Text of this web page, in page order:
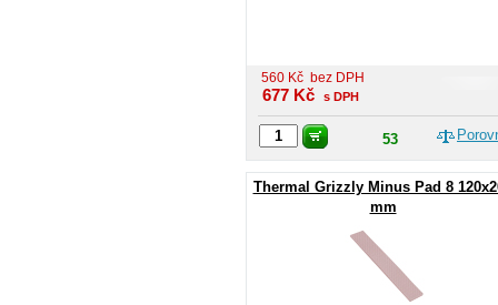
560 Kč bez DPH
677 Kč s DPH
53
Thermal Grizzly Minus Pad 8
mm